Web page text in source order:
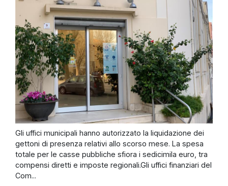
Gli uffici municipali hanno autorizzato la liquidazione dei
gettoni di presenza relativi allo scorso mese. La spesa
totale per le casse pubbliche sfiora i sedicimila euro, tra
compensi diretti e imposte regionali.Gli uffici finanziari del
Com...